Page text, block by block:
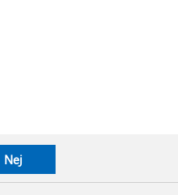
Nej